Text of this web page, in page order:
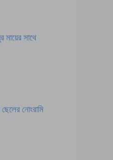
সাথে
নোংরামি